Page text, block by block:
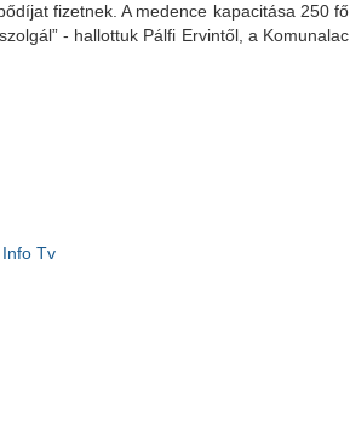
fizetnek. A medence kapacitása 250 fő
- hallottuk Pálfi Ervintől, a Komunalac
Tv